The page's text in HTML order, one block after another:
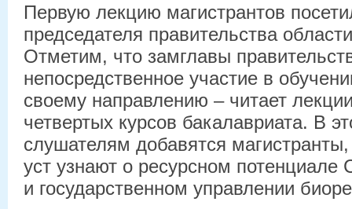
Первую лекцию магистрантов
председателя правительства
Отметим, что замглавы
непосредственное участие в
своему направлению – читает
четвертых курсов бакалавриата. В
слушателям добавятся
уст узнают о ресурсном потенциале
и государственном управлении